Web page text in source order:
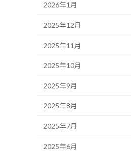
2026年1月
2025年12月
2025年11月
2025年10月
2025年9月
2025年8月
2025年7月
2025年6月